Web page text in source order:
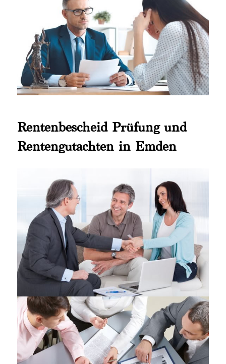
Rentenbescheid Prüfung und
Rentengutachten in Emden